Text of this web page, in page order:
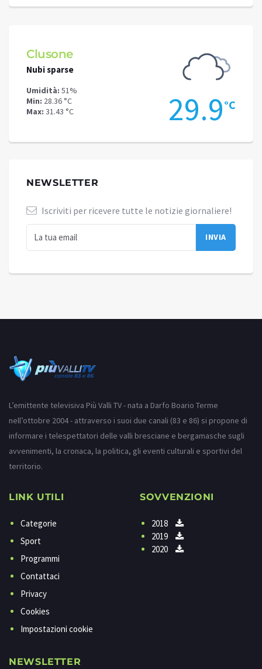
Clusone
Nubi sparse
Umidità: 51%
Min: 28.36 °C
Max: 31.43 °C 29.9°C
NEWSLETTER
Iscriviti per ricevere tutte le notizie giornaliere!
L’emittente televisiva Più Valli TV - nata a Darfo Boario Terme
nell’ottobre 2004 - attraverso i suoi due canali (83 e 86) si propone di
informare i telespettatori delle valli bresciane e bergamasche sugli
avvenimenti, la cronaca, la politica, gli eventi culturali e sportivi del
territorio.
LINK UTILI
Categorie
Sport
Programmi
Contattaci
Privacy
Cookies
Impostazioni cookie
SOVVENZIONI
2018
2019
2020
NEWSLETTER